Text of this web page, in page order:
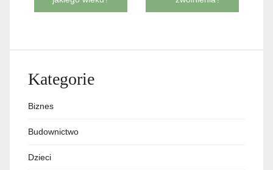
Kategorie
Biznes
Budownictwo
Dzieci